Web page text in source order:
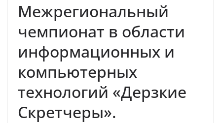
Межрегиональный
чемпионат в области
информационных и
компьютерных
технологий «Дерзкие
Скретчеры».